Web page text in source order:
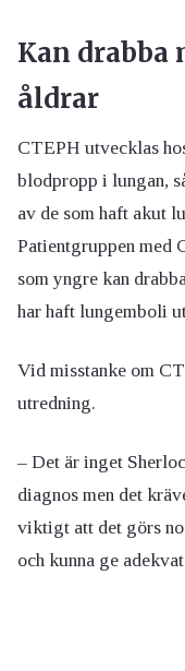
Kan
åldrar
CTEPH utvecklas
blodpropp i lungan,
av de som haft akut
Patientgruppen med
som yngre kan
har haft lungemboli
Vid misstanke om
utredning.
– Det är inget
diagnos men det
viktigt att det görs
och kunna ge